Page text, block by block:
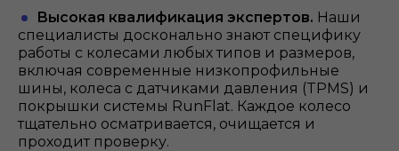
Высокая квалификация экспертов. Наши
специалисты досконально знают специфику
работы с колесами любых типов и размеров,
включая современные низкопрофильные
шины, колеса с датчиками давления (TPMS) и
покрышки системы RunFlat. Каждое колесо
тщательно осматривается, очищается и
проходит проверку.